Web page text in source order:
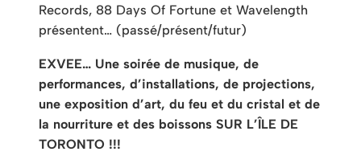
Records, 88 Days Of Fortune et Wavelength
présentent… (passé/présent/futur)
EXVEE… Une soirée de musique, de
performances, d’installations, de projections,
une exposition d’art, du feu et du cristal et de
la nourriture et des boissons SUR L’ÎLE DE
TORONTO !!!